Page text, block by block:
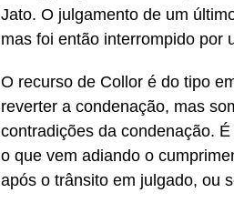
Jato. O julgamento de um
mas foi então interrompido por
O recurso de Collor é do tipo
reverter a condenação, mas
contradições da condenação.
o que vem adiando o
após o trânsito em julgado, ou